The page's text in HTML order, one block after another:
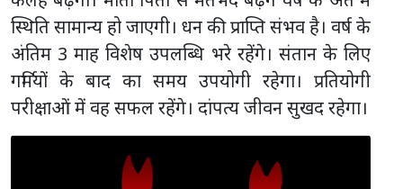
स्थिति सामान्य हो जाएगी। धन की प्राप्ति संभव है। वर्ष के
अंतिम 3 माह विशेष उपलब्धि भरे रहेंगे। संतान के लिए
गर्मियों के बाद का समय उपयोगी रहेगा। प्रतियोगी
परीक्षाओं में वह सफल रहेंगे। दांपत्य जीवन सुखद रहेगा।